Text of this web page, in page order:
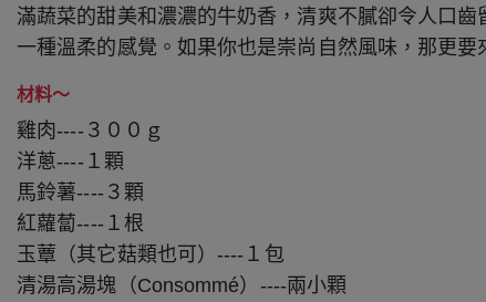
滿蔬菜的甜美和濃濃的牛奶香，清爽不膩卻令人口
一種溫柔的感覺。如果你也是崇尚自然風味，那更
材料～
雞肉----３００ｇ
洋蔥----１顆
馬鈴薯----３顆
紅蘿蔔----１根
玉蕈（其它菇類也可）----１包
清湯高湯塊（Consommé）----兩小顆